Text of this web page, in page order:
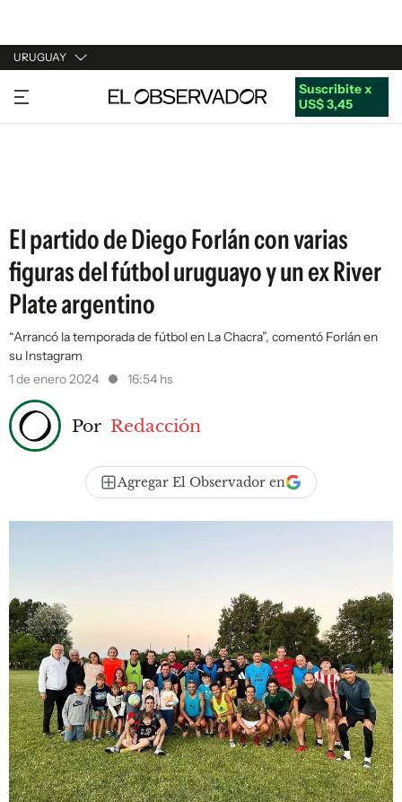
URUGUAY
URUGUAY
ARGENTINA
Suscribite x
US$ 3,45
El partido de Diego Forlán con varias
figuras del fútbol uruguayo y un ex River
Plate argentino
“Arrancó la temporada de fútbol en La Chacra”, comentó Forlán en
su Instagram
1 de enero 2024
16:54 hs
Por Redacción
Agregar El Observador en